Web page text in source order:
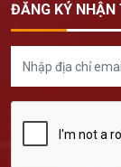
ĐĂNG KÝ NHẬN